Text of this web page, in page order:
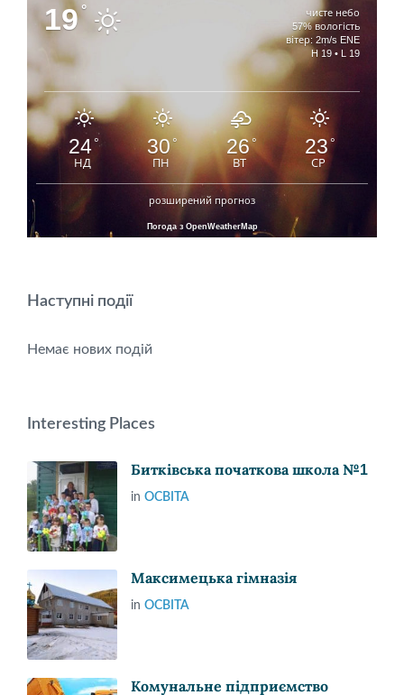
19°
чисте небо
57% вологість
вітер: 2m/s ENE
H 19 • L 19
24 °
НД
30°
ПН
26°
ВТ
23°
СР
розширений прогноз
Погода з OpenWeatherMap
Наступні події
Немає нових подій
Interesting Places
Битківська початкова школа №1
in ОСВІТА
Максимецька гімназія
in ОСВІТА
Комунальне підприємство